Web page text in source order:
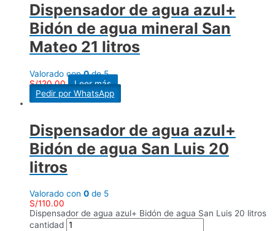
Dispensador de agua azul+
Bidón de agua mineral San
Mateo 21 litros
Valorado con0de 5
S/120.00
Leer más
Pedir por WhatsApp
Dispensador de agua azul+
Bidón de agua San Luis 20
litros
Valorado con 0 de 5
S/110.00
Dispensador de agua azul+ Bidón de agua San Luis 20 litros
cantidad